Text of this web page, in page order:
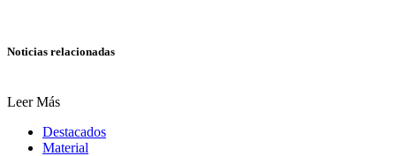
Noticias relacionadas
Leer Más
Destacados
Material